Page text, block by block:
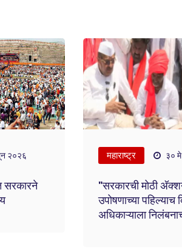
२०२६
सरकारने
महाराष्ट्र ३०
"सरकारची मोठी
उपोषणाच्या पहिल्याच
अधिकाऱ्याला